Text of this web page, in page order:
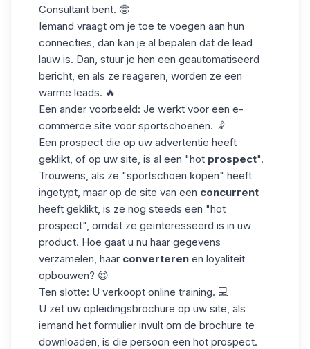
Consultant bent. 🤓
Iemand vraagt om je toe te voegen aan hun
connecties, dan kan je al bepalen dat de lead
lauw is. Dan, stuur je hen een geautomatiseerd
bericht, en als ze reageren, worden ze een
warme leads. 🔥
Een ander voorbeeld: Je werkt voor een e-
commerce site voor sportschoenen. 🤾
Een prospect die op uw advertentie heeft
geklikt, of op uw site, is al een "hot prospect".
Trouwens, als ze "sportschoen kopen" heeft
ingetypt, maar op de site van een concurrent
heeft geklikt, is ze nog steeds een "hot
prospect", omdat ze geïnteresseerd is in uw
product. Hoe gaat u nu haar gegevens
verzamelen, haar converteren en loyaliteit
opbouwen? 😍
Ten slotte: U verkoopt online training. 💻
U zet uw opleidingsbrochure op uw site, als
iemand het formulier invult om de brochure te
downloaden, is die persoon een hot prospect.